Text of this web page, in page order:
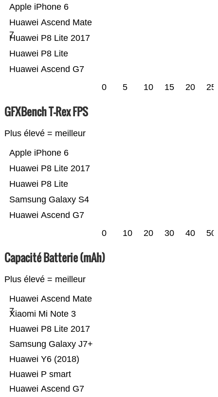
Huawei Ascend G7
Huawei P8 Lite
Huawei P8 Lite 2017
Huawei Ascend Mate
7
Apple iPhone 6
0 5 10 15 20 25
GFXBench T-Rex FPS
Plus élevé = meilleur
Huawei Ascend G7
Samsung Galaxy S4
Huawei P8 Lite
Huawei P8 Lite 2017
Apple iPhone 6
0 10 20 30 40 50
Capacité Batterie (mAh)
Plus élevé = meilleur
Huawei Ascend G7
Huawei P smart
Huawei Y6 (2018)
Samsung Galaxy J7+
Huawei P8 Lite 2017
Xiaomi Mi Note 3
Huawei Ascend Mate
7